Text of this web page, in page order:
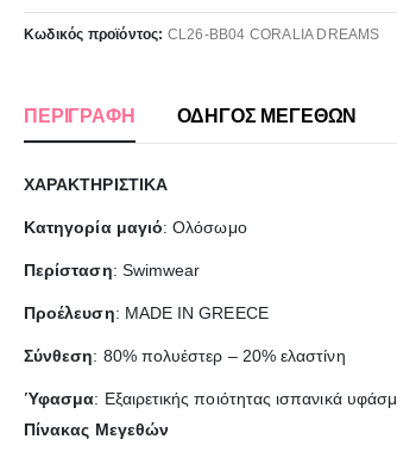
Κωδικός προϊόντος: CL26-BB04 CORALIA DREAMS
ΠΕΡΙΓΡΑΦΉ ΟΔΗΓΟΣ ΜΕΓΕΘΩΝ
ΧΑΡΑΚΤΗΡΙΣΤΙΚΑ
Κατηγορία μαγιό: Ολόσωμο
Περίσταση: Swimwear
Προέλευση: MADE IN GREECE
Σύνθεση: 80% πολυέστερ – 20% ελαστίνη
Ύφασμα: Εξαιρετικής ποιότητας ισπανικά
Πίνακας Μεγεθών